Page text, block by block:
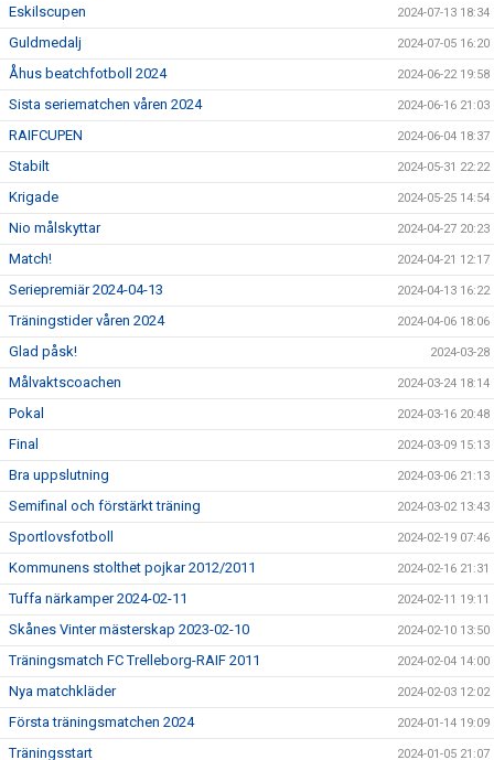
Eskilscupen 2024-07-13 18:34
Guldmedalj 2024-07-05 16:20
Åhus beatchfotboll 2024 2024-06-22 19:58
Sista seriematchen våren 2024 2024-06-16 21:03
RAIFCUPEN 2024-06-04 18:37
Stabilt 2024-05-31 22:22
Krigade 2024-05-25 14:54
Nio målskyttar 2024-04-27 20:23
Match! 2024-04-21 12:17
Seriepremiär 2024-04-13 2024-04-13 16:22
Träningstider våren 2024 2024-04-06 18:06
Glad påsk! 2024-03-28
Målvaktscoachen 2024-03-24 18:14
Pokal 2024-03-16 20:48
Final 2024-03-09 15:13
Bra uppslutning 2024-03-06 21:13
Semifinal och förstärkt träning 2024-03-02 13:43
Sportlovsfotboll 2024-02-19 07:46
Kommunens stolthet pojkar 2012/2011 2024-02-16 21:31
Tuffa närkamper 2024-02-11 2024-02-11 19:11
Skånes Vinter mästerskap 2023-02-10 2024-02-10 13:50
Träningsmatch FC Trelleborg-RAIF 2011 2024-02-04 14:00
Nya matchkläder 2024-02-03 12:02
Första träningsmatchen 2024 2024-01-14 19:09
Träningsstart 2024-01-05 21:07